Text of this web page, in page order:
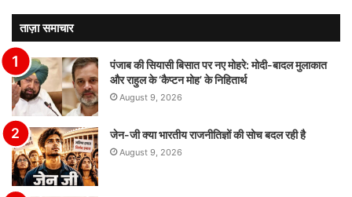
ताज़ा समाचार
पंजाब की सियासी बिसात पर नए मोहरे: मोदी-बादल मुलाकात
और राहुल के ‘कैप्टन मोह’ के निहितार्थ
August 9, 2026
जेन-जी क्या भारतीय राजनीतिज्ञों की सोच बदल रही है
August 9, 2026